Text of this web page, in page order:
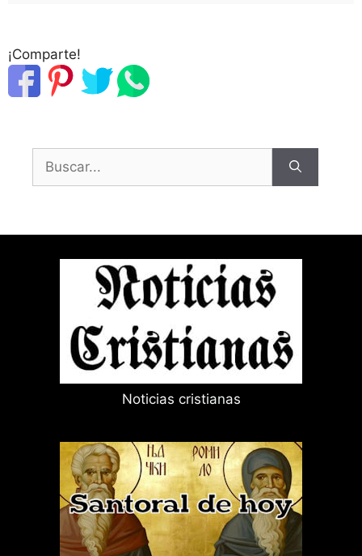
¡Comparte!
Noticias cristianas